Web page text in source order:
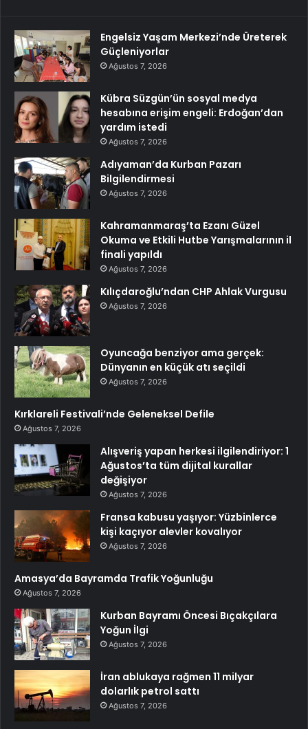
Engelsiz Yaşam Merkezi’nde Üreterek
Güçleniyorlar
Ağustos 7, 2026
Kübra Süzgün’ün sosyal medya
hesabına erişim engeli: Erdoğan’dan
yardım istedi
Ağustos 7, 2026
Adıyaman’da Kurban Pazarı
Bilgilendirmesi
Ağustos 7, 2026
Kahramanmaraş’ta Ezanı Güzel
Okuma ve Etkili Hutbe Yarışmalarının il
finali yapıldı
Ağustos 7, 2026
Kılıçdaroğlu’ndan CHP Ahlak Vurgusu
Ağustos 7, 2026
Oyuncağa benziyor ama gerçek:
Dünyanın en küçük atı seçildi
Ağustos 7, 2026
Kırklareli Festivali’nde Geleneksel Defile
Ağustos 7, 2026
Alışveriş yapan herkesi ilgilendiriyor: 1
Ağustos’ta tüm dijital kurallar
değişiyor
Ağustos 7, 2026
Fransa kabusu yaşıyor: Yüzbinlerce
kişi kaçıyor alevler kovalıyor
Ağustos 7, 2026
Amasya’da Bayramda Trafik Yoğunluğu
Ağustos 7, 2026
Kurban Bayramı Öncesi Bıçakçılara
Yoğun İlgi
Ağustos 7, 2026
İran ablukaya rağmen 11 milyar
dolarlık petrol sattı
Ağustos 7, 2026